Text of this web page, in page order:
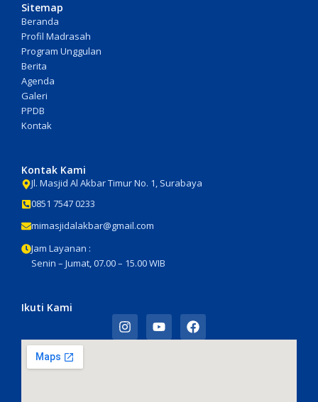
Sitemap
Beranda
Profil Madrasah
Program Unggulan
Berita
Agenda
Galeri
PPDB
Kontak
Kontak Kami
Jl. Masjid Al Akbar Timur No. 1, Surabaya
0851 7547 0233
mimasjidalakbar@gmail.com
Jam Layanan :
Senin – Jumat, 07.00 – 15.00 WIB
Ikuti Kami
I
n
s
Y
o
u
F
a
c